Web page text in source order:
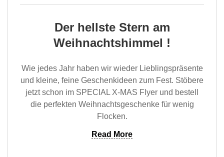
Der hellste Stern am
Weihnachtshimmel !
Wie jedes Jahr haben wir wieder Lieblingspräsente
und kleine, feine Geschenkideen zum Fest. Stöbere
jetzt schon im SPECIAL X-MAS Flyer und bestell
die perfekten Weihnachtsgeschenke für wenig
Flocken.
Read More